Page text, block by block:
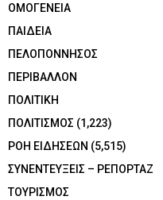
ΟΜΟΓΕΝΕΙΑ
ΠΑΙΔΕΙΑ
ΠΕΛΟΠΟΝΝΗΣΟΣ
ΠΕΡΙΒΑΛΛΟΝ
ΠΟΛΙΤΙΚΗ
ΠΟΛΙΤΙΣΜΟΣ (1,223)
ΡΟΗ ΕΙΔΗΣΕΩΝ (5,515)
ΣΥΝΕΝΤΕΥΞΕΙΣ – ΡΕΠΟΡΤΑΖ
ΤΟΥΡΙΣΜΟΣ